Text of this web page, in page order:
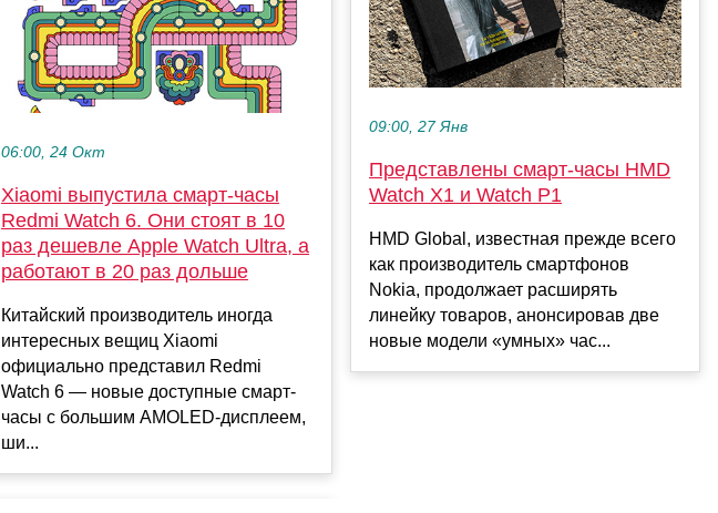
06:00, 24 Окт
Xiaomi выпустила смарт-часы
Redmi Watch 6. Они стоят в 10
раз дешевле Apple Watch Ultra, а
работают в 20 раз дольше
Китайский производитель иногда
интересных вещиц Xiaomi
официально представил Redmi
Watch 6 — новые доступные смарт-
часы с большим AMOLED-дисплеем,
ши...
09:00, 27 Янв
Представлены смарт-часы HMD
Watch X1 и Watch P1
HMD Global, известная прежде всего
как производитель смартфонов
Nokia, продолжает расширять
линейку товаров, анонсировав две
новые модели «умных» час...